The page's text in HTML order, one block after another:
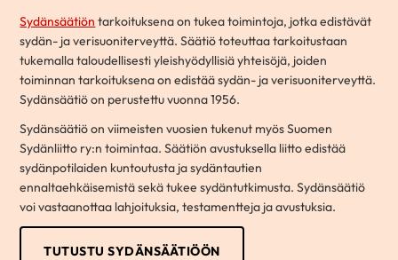
Sydänsäätiön tarkoituksena on tukea toimintoja, jotka edistävät
sydän- ja verisuoniterveyttä. Säätiö toteuttaa tarkoitustaan
tukemalla taloudellisesti yleishyödyllisiä yhteisöjä, joiden
toiminnan tarkoituksena on edistää sydän- ja verisuoniterveyttä.
Sydänsäätiö on perustettu vuonna 1956.
Sydänsäätiö on viimeisten vuosien tukenut myös Suomen
Sydänliitto ry:n toimintaa. Säätiön avustuksella liitto edistää
sydänpotilaiden kuntoutusta ja sydäntautien
ennaltaehkäisemistä sekä tukee sydäntutkimusta. Sydänsäätiö
voi vastaanottaa lahjoituksia, testamentteja ja avustuksia.
TUTUSTU SYDÄNSÄÄTIÖÖN